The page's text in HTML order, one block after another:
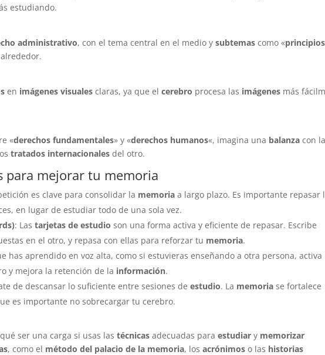
estudiando.
administrativo, con el tema central en el medio ysubtemas como «principios
en imágenes visuales claras, ya que elcerebro procesa las imágenes más
«derechos fundamentales» y «derechos humanos«, imagina una balanza con
tratados internacionales del otro.
para mejorar tu memoria
es clave para consolidar la memoria a largo plazo. Es importante repasar
en lugar de estudiar todo de una sola vez.
: Lastarjetas de estudio son una forma activa y eficiente de repasar. Escribe
en el otro, y repasa con ellas para reforzar tu memoria.
has aprendido en voz alta, como si estuvieras enseñando a otra persona, activa
y mejora la retención de la información.
de descansar lo suficiente entre sesiones deestudio. La memoria se fortalece
es importante no sobrecargar tu cerebro.
ser una carga si usas lastécnicas adecuadas paraestudiar y memorizar
, como el método del palacio de la memoria, losacrónimos o las historias